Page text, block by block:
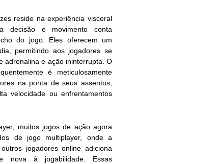
reside na experiência visceral
decisão e movimento conta
do jogo. Eles oferecem um
permitindo aos jogadores se
adrenalina e ação ininterrupta. O
é meticulosamente
na ponta de seus assentos,
velocidade ou enfrentamentos
muitos jogos de ação agora
de jogo multiplayer, onde a
jogadores online adiciona
nova à jogabilidade. Essas